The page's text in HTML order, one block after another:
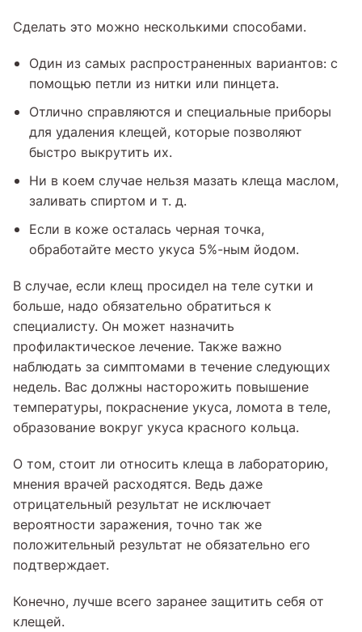
Сделать это можно несколькими способами.
Один из самых распространенных вариантов: с
помощью петли из нитки или пинцета.
Отлично справляются и специальные приборы
для удаления клещей, которые позволяют
быстро выкрутить их.
Ни в коем случае нельзя мазать клеща маслом,
заливать спиртом и т. д.
Если в коже осталась черная точка,
обработайте место укуса 5%-ным йодом.
В случае, если клещ просидел на теле сутки и
больше, надо обязательно обратиться к
специалисту. Он может назначить
профилактическое лечение. Также важно
наблюдать за симптомами в течение следующих
недель. Вас должны насторожить повышение
температуры, покраснение укуса, ломота в теле,
образование вокруг укуса красного кольца.
О том, стоит ли относить клеща в лабораторию,
мнения врачей расходятся. Ведь даже
отрицательный результат не исключает
вероятности заражения, точно так же
положительный результат не обязательно его
подтверждает.
Конечно, лучше всего заранее защитить себя от
клещей.